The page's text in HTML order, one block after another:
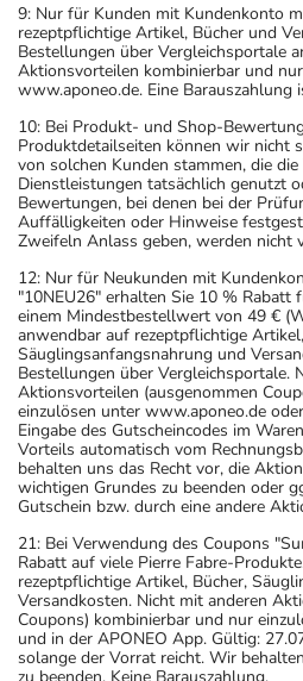
9: Nur für Kunden mit Kundenkonto
rezeptpflichtige Artikel, Bücher und
Bestellungen über Vergleichsportale
Aktionsvorteilen kombinierbar und
www.aponeo.de. Eine Barauszahlung
10: Bei Produkt- und Shop-
Produktdetailseiten können wir nicht
von solchen Kunden stammen, die
Dienstleistungen tatsächlich genutzt
Bewertungen, bei denen bei der
Auffälligkeiten oder Hinweise
Zweifeln Anlass geben, werden nicht
12: Nur für Neukunden mit
"10NEU26" erhalten Sie 10 % Rabatt
einem Mindestbestellwert von 49 €
anwendbar auf rezeptpflichtige
Säuglingsanfangsnahrung und
Bestellungen über Vergleichsportale.
Aktionsvorteilen (ausgenommen
einzulösen unter www.aponeo.de
Eingabe des Gutscheincodes im
Vorteils automatisch vom
behalten uns das Recht vor, die
wichtigen Grundes zu beenden oder
Gutschein bzw. durch eine andere
21: Bei Verwendung des Coupons
Rabatt auf viele Pierre Fabre-
rezeptpflichtige Artikel, Bücher,
Versandkosten. Nicht mit anderen
Coupons) kombinierbar und nur
und in der APONEO App. Gültig:
solange der Vorrat reicht. Wir